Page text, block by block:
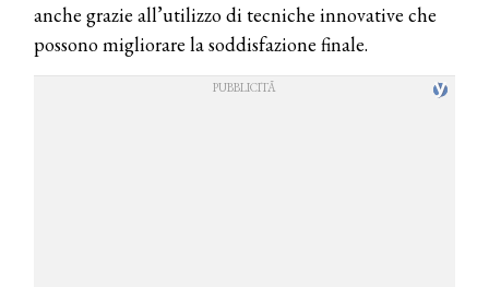
anche grazie all’utilizzo di tecniche innovative che
possono migliorare la soddisfazione finale.